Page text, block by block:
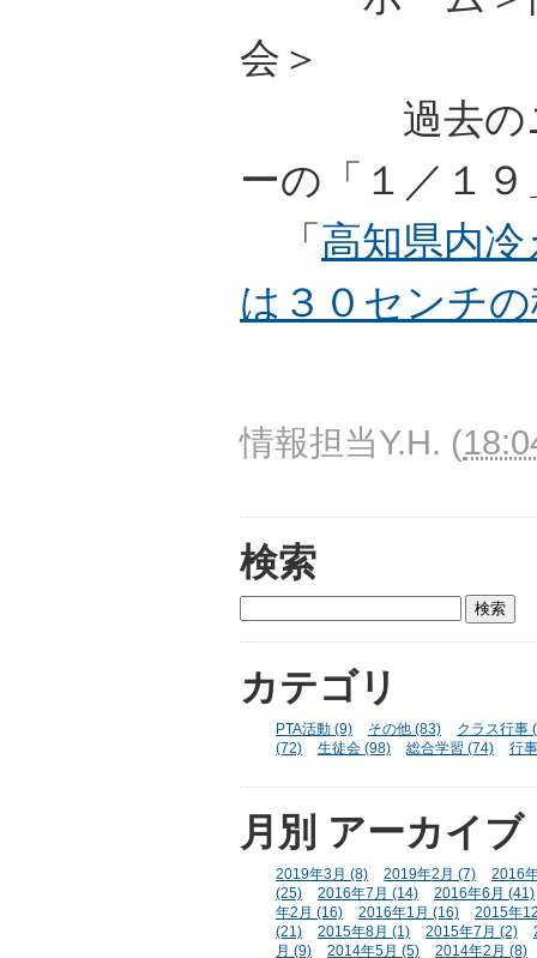
会＞
過去のニ
ーの「１／１
「高知県内
は３０センチ
情報担当Y.H. (
検索
カテゴリ
PTA活動 (9) その他 (83)
クラス行事
(72)
生徒会 (98) 総合学習 (74) 行
月別 アーカイブ
2019年3月 (8) 2019年2月 (7)
2016
(25)
2016年7月 (14)
2016年6月 (41)
年2月 (16)
2016年1月 (16)
2015年
(21)
2015年8月 (1) 2015年7月 (2)
月 (9)
2014年5月 (5)
2014年2月 (8)